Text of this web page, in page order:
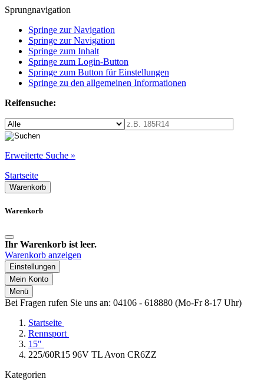
Sprungnavigation
Springe zur Navigation
Springe zur Navigation
Springe zum Inhalt
Springe zum Login-Button
Springe zum Button für Einstellungen
Springe zu den allgemeinen Informationen
Reifensuche:
Erweiterte Suche »
Startseite
Warenkorb
Warenkorb
Ihr Warenkorb ist leer.
Warenkorb anzeigen
Einstellungen
Mein Konto
Menü
Bei Fragen rufen Sie uns an: 04106 - 618880 (Mo-Fr 8-17 Uhr)
Startseite
Rennsport
15"
225/60R15 96V TL Avon CR6ZZ
Kategorien